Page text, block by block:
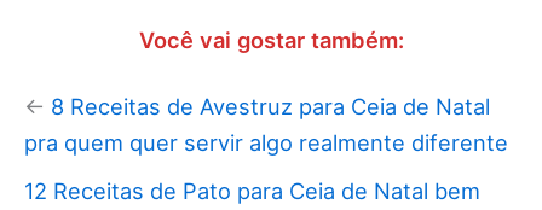
Você vai gostar também:
← 8 Receitas de Avestruz para Ceia de Natal
pra quem quer servir algo realmente diferente
12 Receitas de Pato para Ceia de Natal bem